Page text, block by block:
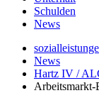
Schulden
News
News
Hartz IV /
Arbeitsmarkt-